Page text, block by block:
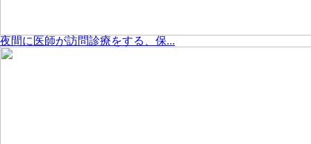
夜間に医師が訪問診療をする、保...